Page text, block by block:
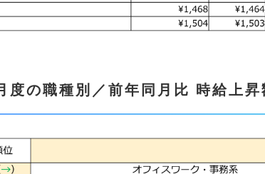
度の職種別／前年同月比 時給上